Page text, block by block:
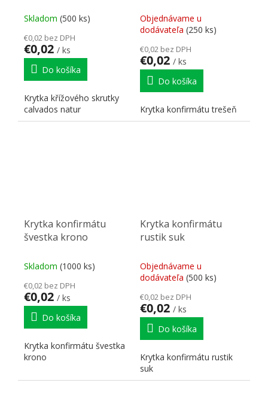
Skladom (500 ks)
€0,02 bez DPH
€0,02 / ks
Do košíka
Krytka křížového skrutky
calvados natur
Objednávame u
dodávateľa (250 ks)
€0,02 bez DPH
€0,02 / ks
Do košíka
Krytka konfirmátu trešeň
Krytka konfirmátu
švestka krono
Skladom (1000 ks)
€0,02 bez DPH
€0,02 / ks
Do košíka
Krytka konfirmátu švestka
krono
Krytka konfirmátu
rustik suk
Objednávame u
dodávateľa (500 ks)
€0,02 bez DPH
€0,02 / ks
Do košíka
Krytka konfirmátu rustik
suk